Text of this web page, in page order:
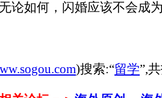
如何，闪婚应该不会成为
)搜索:“留学”,